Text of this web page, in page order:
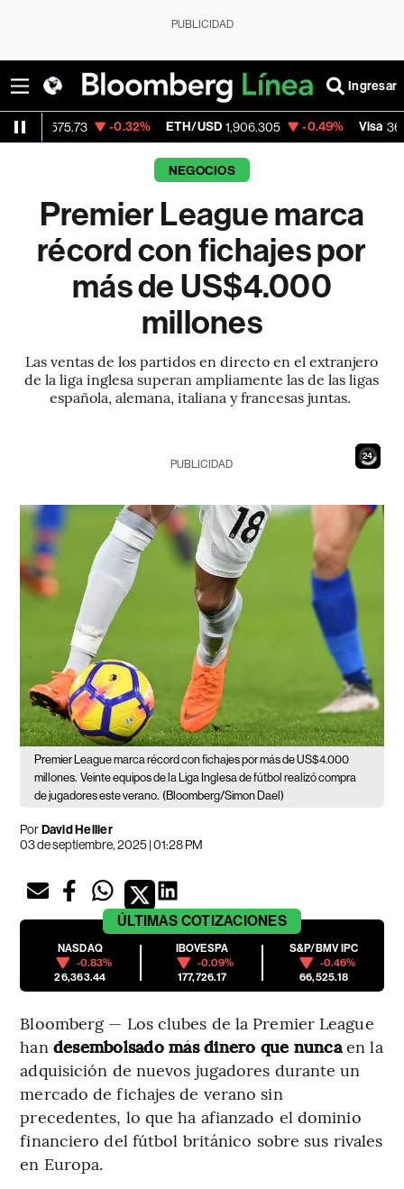
PUBLICIDAD
Ingresar
-0.32% ETH/USD 1,906.305 -0.49% Visa 368.54 -
NEGOCIOS
Premier League marca
récord con fichajes por
más de US$4.000
millones
Las ventas de los partidos en directo en el extranjero
de la liga inglesa superan ampliamente las de las ligas
española, alemana, italiana y francesas juntas.
22
PUBLICIDAD
Premier League marca récord con fichajes por más de US$4.000
millones. Veinte equipos de la Liga Inglesa de fútbol realizó compra
de jugadores este verano. (Bloomberg/Simon Dael)
PorDavid Hellier
03 de septiembre, 2025 | 01:28 PM
ÚLTIMAS COTIZACIONES
NASDAQ
-0.83%
26,363.44
IBOVESPA
-0.09%
177,726.17
S&P/BMV IPC
-0.46%
66,525.18
Bloomberg — Los clubes de la Premier League
handesembolsado más dinero que nuncaen la
adquisición de nuevos jugadores durante un
mercado de fichajes de verano sin
precedentes, lo que ha afianzado el dominio
financiero del fútbol británico sobre sus rivales
en Europa.